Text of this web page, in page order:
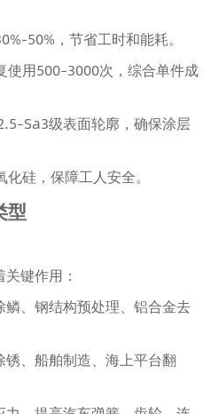
50%，节省工时和能耗。
使用500–3000次，综合单件成
级表面轮廓，确保涂层
硅，保障工人安全。
型
键作用：
、钢结构预处理、铝合金去
、船舶制造、海上平台翻